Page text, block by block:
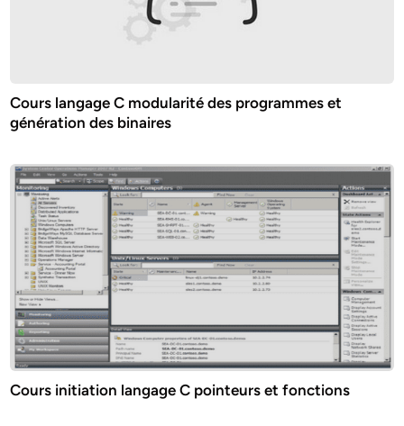
Cours langage C modularité des programmes et
génération des binaires
Cours initiation langage C pointeurs et fonctions